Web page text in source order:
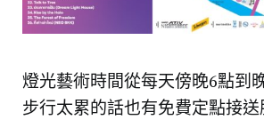
燈光藝術時間從每天傍晚6點到
步行太累的話也有免費定點接送